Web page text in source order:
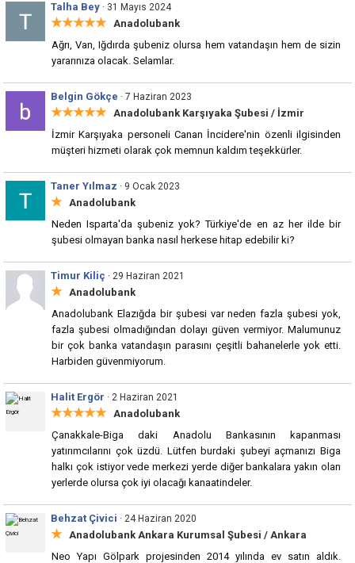
Talha Bey · 31 Mayıs 2024
★★★★★ Anadolubank
Ağrı, Van, Iğdırda şubeniz olursa hem vatandaşın hem de sizin
yararınıza olacak. Selamlar.
Belgin Gökçe · 7 Haziran 2023
★★★★★ Anadolubank Karşıyaka Şubesi / İzmir
İzmir Karşıyaka personeli Canan İncidere'nin özenli ilgisinden
müşteri hizmeti olarak çok memnun kaldım teşekkürler.
Taner Yılmaz · 9 Ocak 2023
★ Anadolubank
Neden Isparta'da şubeniz yok? Türkiye'de en az her ilde bir
şubesi olmayan banka nasıl herkese hitap edebilir ki?
Timur Kiliç · 29 Haziran 2021
★ Anadolubank
Anadolubank Elazığda bir şubesi var neden fazla şubesi yok,
fazla şubesi olmadığından dolayı güven vermiyor. Malumunuz
bir çok banka vatandaşın parasını çeşitli bahanelerle yok etti.
Harbiden güvenmiyorum.
Halit Ergör · 2 Haziran 2021
★★★★★ Anadolubank
Çanakkale-Biga daki Anadolu Bankasının kapanması
yatırımcılarını çok üzdü. Lütfen burdaki şubeyi açmanızı Biga
halkı çok istiyor vede merkezi yerde diğer bankalara yakın olan
yerlerde olursa çok iyi olacağı kanaatindeler.
Behzat Çivici · 24 Haziran 2020
★ Anadolubank Ankara Kurumsal Şubesi / Ankara
Neo Yapı Gölpark projesinden 2014 yılında ev satın aldık.